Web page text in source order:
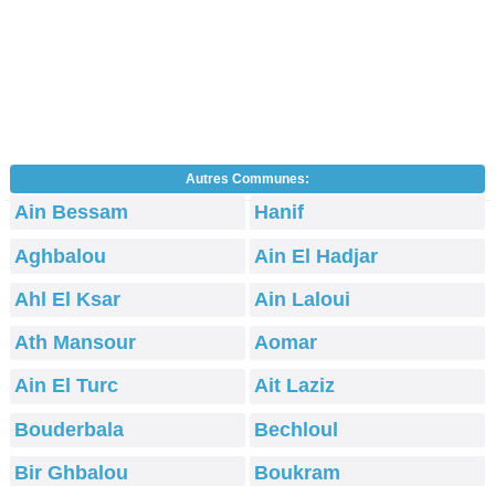
Autres Communes:
Ain Bessam
Hanif
Aghbalou
Ain El Hadjar
Ahl El Ksar
Ain Laloui
Ath Mansour
Aomar
Ain El Turc
Ait Laziz
Bouderbala
Bechloul
Bir Ghbalou
Boukram